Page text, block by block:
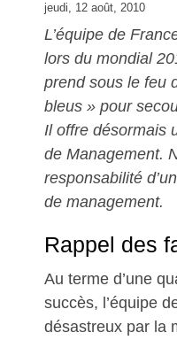
jeudi, 12 août, 2010
L’équipe de
lors du mondial
prend sous le feu
bleus » pour
Il offre désormais
de Management.
responsabilité
de management.
Rappel des
Au terme d’une
succès, l’équipe
désastreux par la